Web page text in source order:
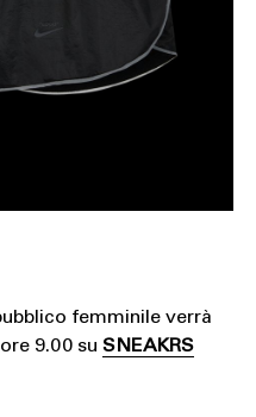
femminile verrà
9.00 su SNEAKRS